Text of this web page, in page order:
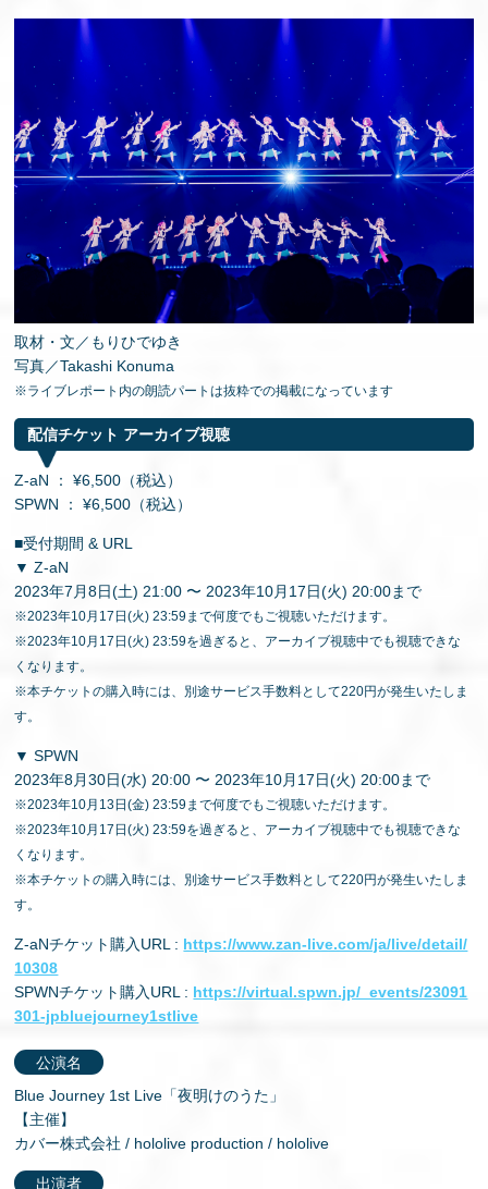
取材・文／もりひでゆき
写真／Takashi Konuma
※ライブレポート内の朗読パートは抜粋での掲載になっています
配信チケット アーカイブ視聴
Z-aN ： ¥6,500（税込）
SPWN ： ¥6,500（税込）
■受付期間 & URL
▼ Z-aN
2023年7月8日(土) 21:00 〜 2023年10月17日(火) 20:00まで
※2023年10月17日(火) 23:59まで何度でもご視聴いただけます。
※2023年10月17日(火) 23:59を過ぎると、アーカイブ視聴中でも視聴できな
くなります。
※本チケットの購入時には、別途サービス手数料として220円が発生いたしま
す。
▼ SPWN
2023年8月30日(水) 20:00 〜 2023年10月17日(火) 20:00まで
※2023年10月13日(金) 23:59まで何度でもご視聴いただけます。
※2023年10月17日(火) 23:59を過ぎると、アーカイブ視聴中でも視聴できな
くなります。
※本チケットの購入時には、別途サービス手数料として220円が発生いたしま
す。
Z-aNチケット購入URL : https://www.zan-live.com/ja/live/detail/
10308
SPWNチケット購入URL : https://virtual.spwn.jp/_events/23091
301-jpbluejourney1stlive
公演名
Blue Journey 1st Live「夜明けのうた」
【主催】
カバー株式会社 / hololive production / hololive
出演者